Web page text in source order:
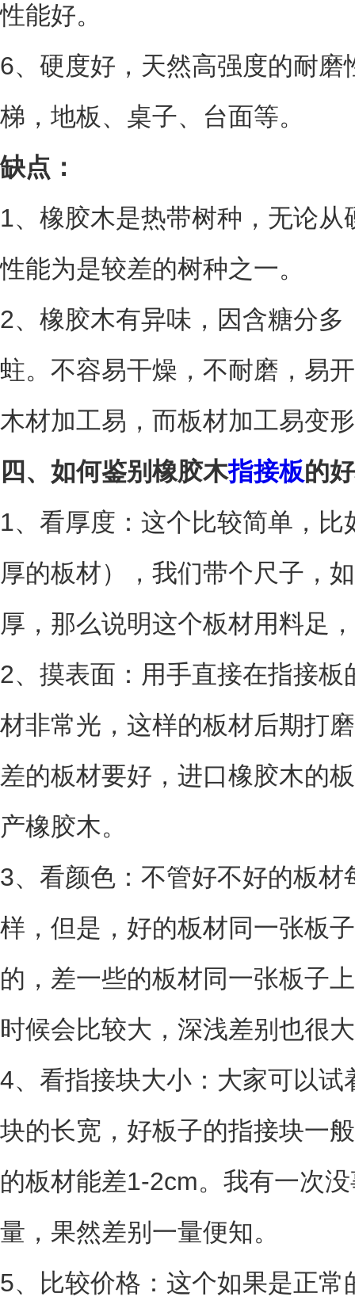
性能好。
6、硬度好，天然高强度的耐磨
梯，地板、桌子、台面等。
缺点：
1、橡胶木是热带树种，无论
性能为是较差的树种之一。
2、橡胶木有异味，因含糖分多
蛀。不容易干燥，不耐磨，易
木材加工易，而板材加工易变
四、如何鉴别橡胶木指接板的
1、看厚度：这个比较简单，
厚的板材），我们带个尺子，
厚，那么说明这个板材用料足
2、摸表面：用手直接在指接板
材非常光，这样的板材后期打
差的板材要好，进口橡胶木的
产橡胶木。
3、看颜色：不管好不好的板材
样，但是，好的板材同一张板
的，差一些的板材同一张板子
时候会比较大，深浅差别也很
4、看指接块大小：大家可以试
块的长宽，好板子的指接块一
的板材能差1-2cm。我有一次
量，果然差别一量便知。
5、比较价格：这个如果是正常